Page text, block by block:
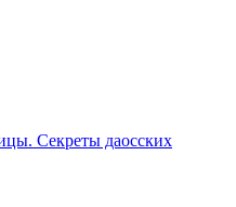
Секреты даосских